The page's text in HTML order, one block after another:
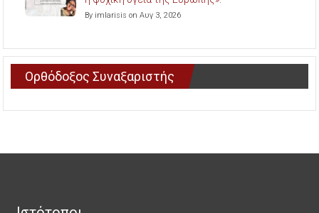
By imlarisis on Αυγ 3, 2026
Ορθόδοξος Συναξαριστής